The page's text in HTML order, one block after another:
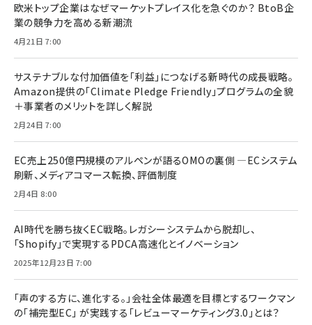
欧米トップ企業はなぜマーケットプレイス化を急ぐのか？ BtoB企
業の競争力を高める新潮流
4月21日 7:00
サステナブルな付加価値を「利益」につなげる新時代の成長戦略。
Amazon提供の「Climate Pledge Friendly」プログラムの全貌
＋事業者のメリットを詳しく解説
2月24日 7:00
EC売上250億円規模のアルペンが語るOMOの裏側 ―ECシステム
刷新、メディアコマース転換、評価制度
2月4日 8:00
AI時代を勝ち抜くEC戦略。レガシーシステムから脱却し、
「Shopify」で実現するPDCA高速化とイノベーション
2025年12月23日 7:00
「声のする方に、進化する。」会社全体最適を目標とするワークマン
の「補完型EC」 が実践する「レビューマーケティング3.0」とは？